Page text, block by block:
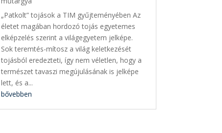
„Patkolt” tojások a TIM gyűjteményében Az
életet magában hordozó tojás egyetemes
elképzelés szerint a világegyetem jelképe.
Sok teremtés-mítosz a világ keletkezését
tojásból eredezteti, így nem véletlen, hogy a
természet tavaszi megújulásának is jelképe
lett, és a...
bővebben